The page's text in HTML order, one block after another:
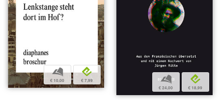
b
€ 10,00
e
€ 7,99 b
€ 24,00
e
€ 18,99